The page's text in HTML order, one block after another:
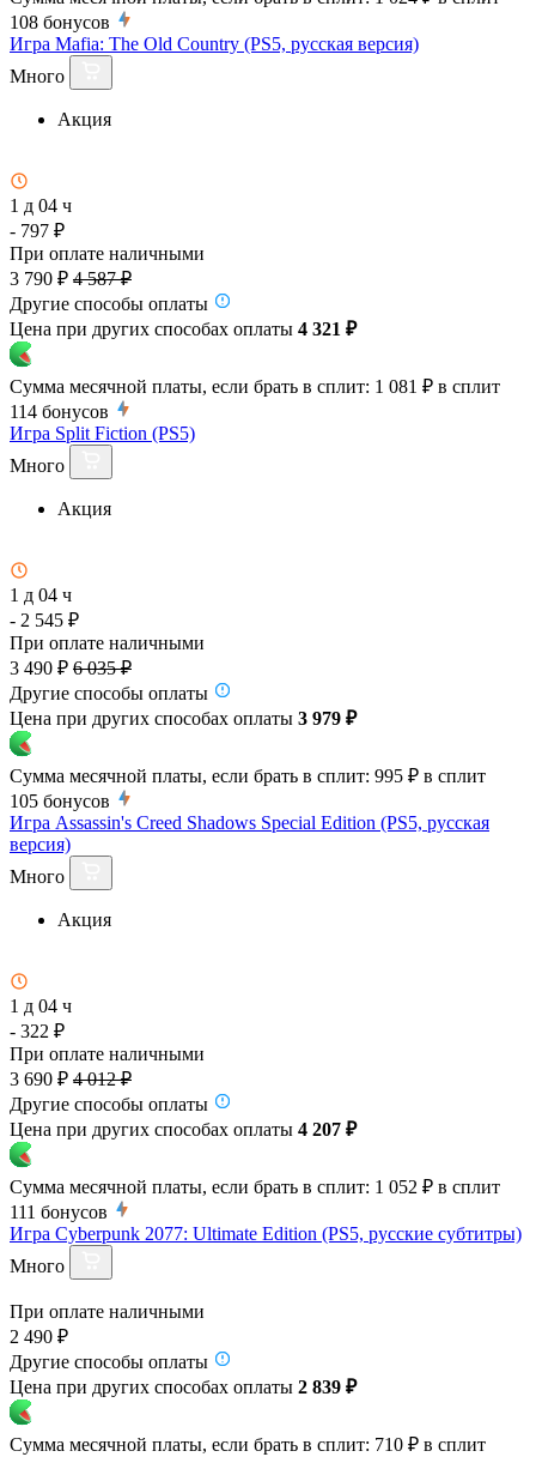
108 бонусов
Игра Mafia: The Old Country (PS5, русская версия)
Много
Акция
1 д 04 ч
- 797 ₽
При оплате наличными
3 790 ₽ 4 587 ₽
Другие способы оплаты
Цена при других способах оплаты 4 321 ₽
Сумма месячной платы, если брать в сплит: 1 081 ₽ в сплит
114 бонусов
Игра Split Fiction (PS5)
Много
Акция
1 д 04 ч
- 2 545 ₽
При оплате наличными
3 490 ₽ 6 035 ₽
Другие способы оплаты
Цена при других способах оплаты 3 979 ₽
Сумма месячной платы, если брать в сплит: 995 ₽ в сплит
105 бонусов
Игра Assassin's Creed Shadows Special Edition (PS5, русская
версия)
Много
Акция
1 д 04 ч
- 322 ₽
При оплате наличными
3 690 ₽ 4 012 ₽
Другие способы оплаты
Цена при других способах оплаты 4 207 ₽
Сумма месячной платы, если брать в сплит: 1 052 ₽ в сплит
111 бонусов
Игра Cyberpunk 2077: Ultimate Edition (PS5, русские субтитры)
Много
При оплате наличными
2 490 ₽
Другие способы оплаты
Цена при других способах оплаты 2 839 ₽
Сумма месячной платы, если брать в сплит: 710 ₽ в сплит